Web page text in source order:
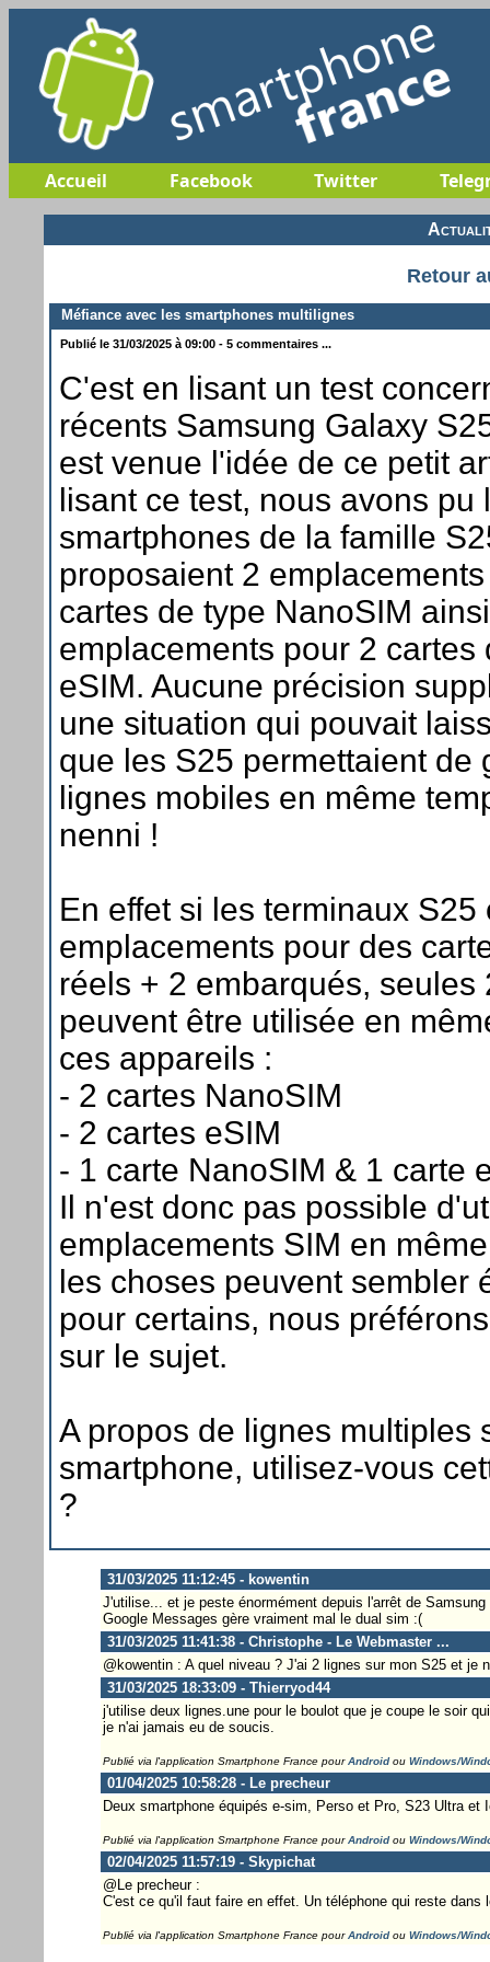
Accueil Facebook Twitter
Retour
Méfiance avec les smartphones multilignes
Publié le 31/03/2025 à 09:00 - 5 commentaires ...
C'est en lisant un test
récents Samsung Galaxy
est venue l'idée de ce petit
lisant ce test, nous avons pu
smartphones de la famille
proposaient 2
cartes de type NanoSIM
emplacements pour 2 cartes
eSIM. Aucune précision
une situation qui pouvait
que les S25 permettaient de
lignes mobiles en même
nenni !
En effet si les terminaux S25
emplacements pour des
réels + 2 embarqués, seules
peuvent être utilisée en
ces appareils :
- 2 cartes NanoSIM
- 2 cartes eSIM
- 1 carte NanoSIM & 1 carte
Il n'est donc pas possible
emplacements SIM en
les choses peuvent sembler
pour certains, nous
sur le sujet.
A propos de lignes multiples
smartphone, utilisez-vous
?
31/03/2025 11:12:45 - kowentin
J'utilise... et je peste énormément depuis l'arrêt de
Google Messages gère vraiment mal le dual sim :(
31/03/2025 11:41:38 - Christophe - Le Webmaster ...
@kowentin : A quel niveau ? J'ai 2 lignes sur mon S25 et je
31/03/2025 18:33:09 - Thierryod44
j'utilise deux lignes.une pour le boulot que je coupe le soir
je n'ai jamais eu de soucis.
Publié via l'application Smartphone France pourAndroidou Windows/
01/04/2025 10:58:28 - Le precheur
Deux smartphone équipés e-sim, Perso et Pro, S23 Ultra
Publié via l'application Smartphone France pourAndroidou Windows/
02/04/2025 11:57:19 - Skypichat
@Le precheur :
C'est ce qu'il faut faire en effet. Un téléphone qui reste dans
Publié via l'application Smartphone France pourAndroidou Windows/